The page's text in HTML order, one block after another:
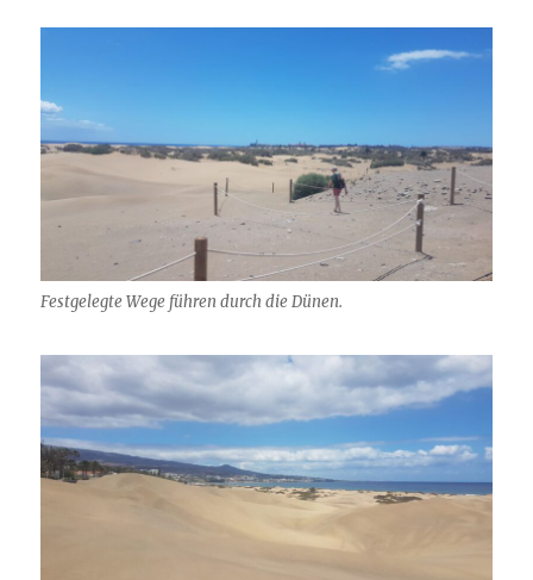
Festgelegte Wege führen durch die Dünen.